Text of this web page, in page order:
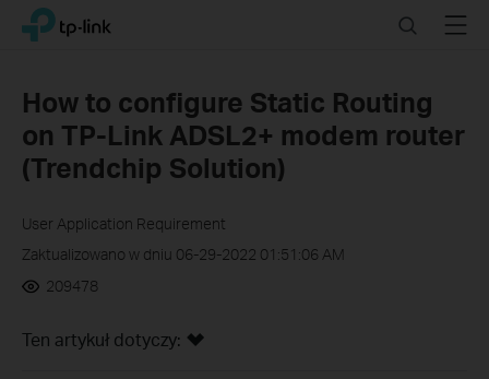
Click
navigation
TP-Link, Reliably Smart SearchMenu
How to configure Static Routing
on TP-Link ADSL2+ modem router
(Trendchip Solution)
User Application Requirement
Zaktualizowano w dniu 06-29-2022 01:51:06 AM
209478
Ten artykuł dotyczy: